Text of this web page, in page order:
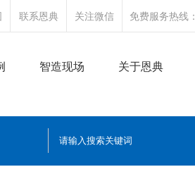
联系恩典 关注微信 免费服务热线：
智造现场 关于恩典